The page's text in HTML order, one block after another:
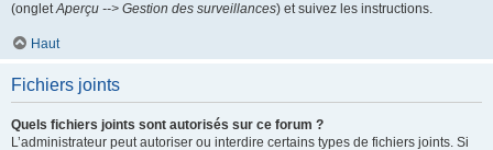
(ongletAperçu --> Gestion des surveillances) et suivez les instructions.
Haut
Fichiers joints
Quels fichiers joints sont autorisés sur ce forum ?
L’administrateur peut autoriser ou interdire certains types de fichiers joints. Si